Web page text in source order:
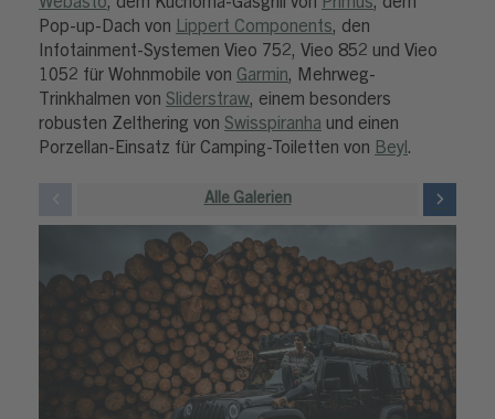
Pop-up-Dach von Lippert Components, den
Infotainment-Systemen Vieo 752, Vieo 852 und Vieo
1052 für Wohnmobile von Garmin, Mehrweg-
Trinkhalmen von Sliderstraw, einem besonders
robusten Zelthering von Swisspiranha und einen
Porzellan-Einsatz für Camping-Toiletten von Beyl .
Alle Galerien